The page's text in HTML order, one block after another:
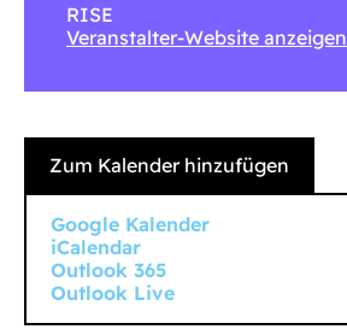
RISE
Veranstalter-Website anzeigen
Zum Kalender hinzufügen
Google Kalender
iCalendar
Outlook 365
Outlook Live